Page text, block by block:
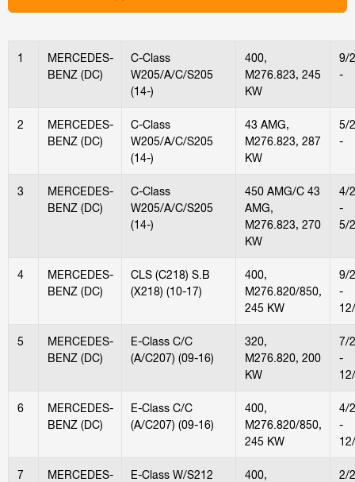
1
MERCEDES-
BENZ (DC)
C-Class
W205/A/C/S205
(14-)
400,
M276.823, 245
KW
9/
-
2
MERCEDES-
BENZ (DC)
C-Class
W205/A/C/S205
(14-)
43 AMG,
M276.823, 287
KW
5/
-
3
MERCEDES-
BENZ (DC)
C-Class
W205/A/C/S205
(14-)
450 AMG/C 43
AMG,
M276.823, 270
KW
4/
-
5/
4
MERCEDES-
BENZ (DC)
CLS (C218) S.B
(X218) (10-17)
400,
M276.820/850,
245 KW
9/
-
5
MERCEDES-
BENZ (DC)
E-Class C/C
(A/C207) (09-16)
320,
M276.820, 200
KW
7/
-
6
MERCEDES-
BENZ (DC)
E-Class C/C
(A/C207) (09-16)
400,
M276.820/850,
245 KW
4/
-
7
MERCEDES-
E-Class W/S212
400,
2/